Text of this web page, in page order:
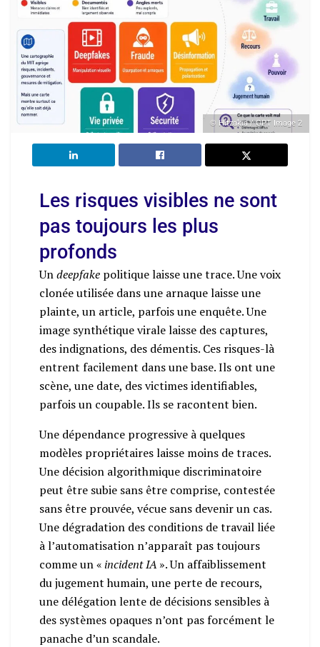
© Hitzakia / GPT Image 2
Les risques visibles ne sont
pas toujours les plus
profonds
Undeepfake politique laisse une trace. Une voix
clonée utilisée dans une arnaque laisse une
plainte, un article, parfois une enquête. Une
image synthétique virale laisse des captures,
des indignations, des démentis. Ces risques-là
entrent facilement dans une base. Ils ont une
scène, une date, des victimes identifiables,
parfois un coupable. Ils se racontent bien.
Une dépendance progressive à quelques
modèles propriétaires laisse moins de traces.
Une décision algorithmique discriminatoire
peut être subie sans être comprise, contestée
sans être prouvée, vécue sans devenir un cas.
Une dégradation des conditions de travail liée
à l’automatisation n’apparaît pas toujours
comme un « incident IA ». Un affaiblissement
du jugement humain, une perte de recours,
une délégation lente de décisions sensibles à
des systèmes opaques n’ont pas forcément le
panache d’un scandale.